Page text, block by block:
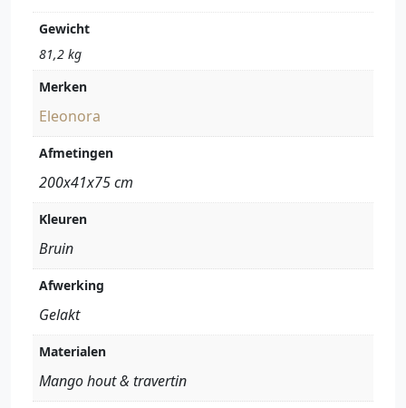
Gewicht
81,2 kg
Merken
Eleonora
Afmetingen
200x41x75 cm
Kleuren
Bruin
Afwerking
Gelakt
Materialen
Mango hout & travertin